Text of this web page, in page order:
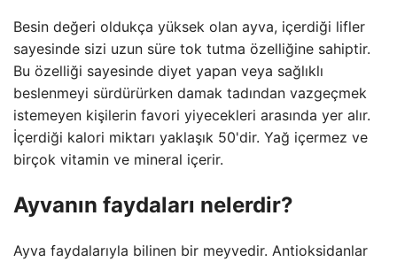
Besin değeri oldukça yüksek olan ayva, içerdiği lifler
sayesinde sizi uzun süre tok tutma özelliğine sahiptir.
Bu özelliği sayesinde diyet yapan veya sağlıklı
beslenmeyi sürdürürken damak tadından vazgeçmek
istemeyen kişilerin favori yiyecekleri arasında yer alır.
İçerdiği kalori miktarı yaklaşık 50'dir. Yağ içermez ve
birçok vitamin ve mineral içerir.
Ayvanın faydaları nelerdir?
Ayva faydalarıyla bilinen bir meyvedir. Antioksidanlar